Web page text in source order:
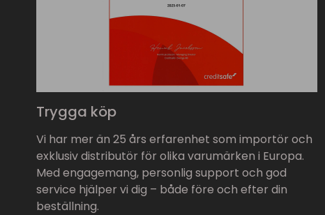
Trygga köp
Vi har mer än 25 års erfarenhet som importör och
exklusiv distributör för olika varumärken i Europa.
Med engagemang, personlig support och god
service hjälper vi dig – både före och efter din
beställning.